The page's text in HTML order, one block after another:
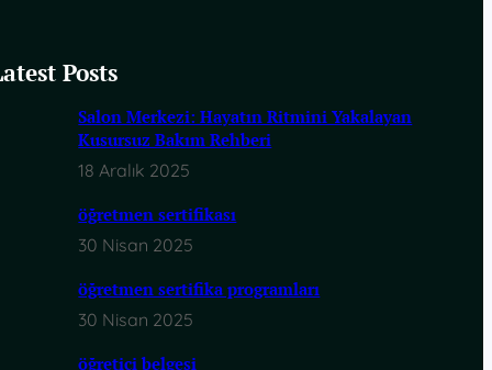
Posts
Salon Merkezi: Hayatın Ritmini Yakalayan
Kusursuz Bakım Rehberi
18 Aralık 2025
öğretmen sertifikası
30 Nisan 2025
öğretmen sertifika programları
30 Nisan 2025
öğretici belgesi